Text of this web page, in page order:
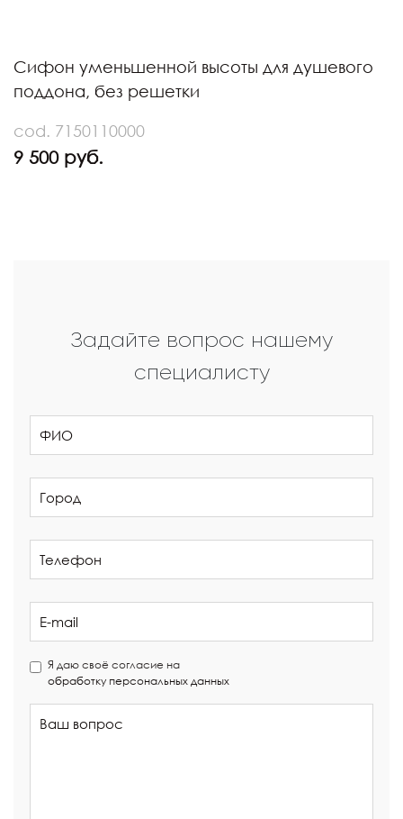
Сифон уменьшенной высоты для душевого
поддона, без решетки
cod. 7150110000
9 500 руб.
Задайте вопрос нашему
специалисту
Я даю своё согласие на
обработку персональных данных